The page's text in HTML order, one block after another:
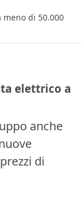
meno di 50.000
elettrico a
anche
di